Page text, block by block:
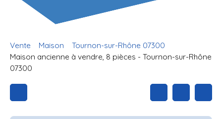
Vente Maison
Tournon-sur-Rhône 07300
Maison ancienne à vendre, 8 pièces - Tournon-sur-Rhône
07300